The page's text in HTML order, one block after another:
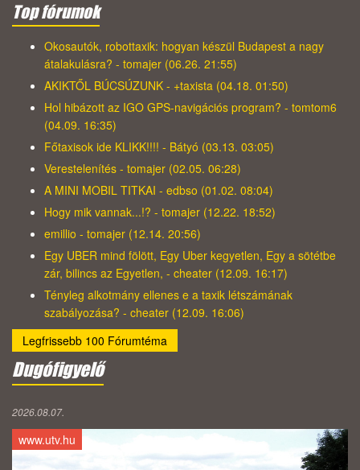
Top fórumok
Okosautók, robottaxik: hogyan készül Budapest a nagy
átalakulásra? - tomajer (06.26. 21:55)
AKIKTŐL BÚCSÚZUNK - +taxista (04.18. 01:50)
Hol hibázott az IGO GPS-navigációs program? - tomtom6
(04.09. 16:35)
Főtaxisok ide KLIKK!!!! - Bátyó (03.13. 03:05)
Verestelenítés - tomajer (02.05. 06:28)
A MINI MOBIL TITKAI - edbso (01.02. 08:04)
Hogy mik vannak...!? - tomajer (12.22. 18:52)
emillio - tomajer (12.14. 20:56)
Egy UBER mind fölött, Egy Uber kegyetlen, Egy a sötétbe
zár, bilincs az Egyetlen, - cheater (12.09. 16:17)
Tényleg alkotmány ellenes e a taxik létszámának
szabályozása? - cheater (12.09. 16:06)
Legfrissebb 100 Fórumtéma
Dugófigyelő
2026.08.07.
www.utv.hu